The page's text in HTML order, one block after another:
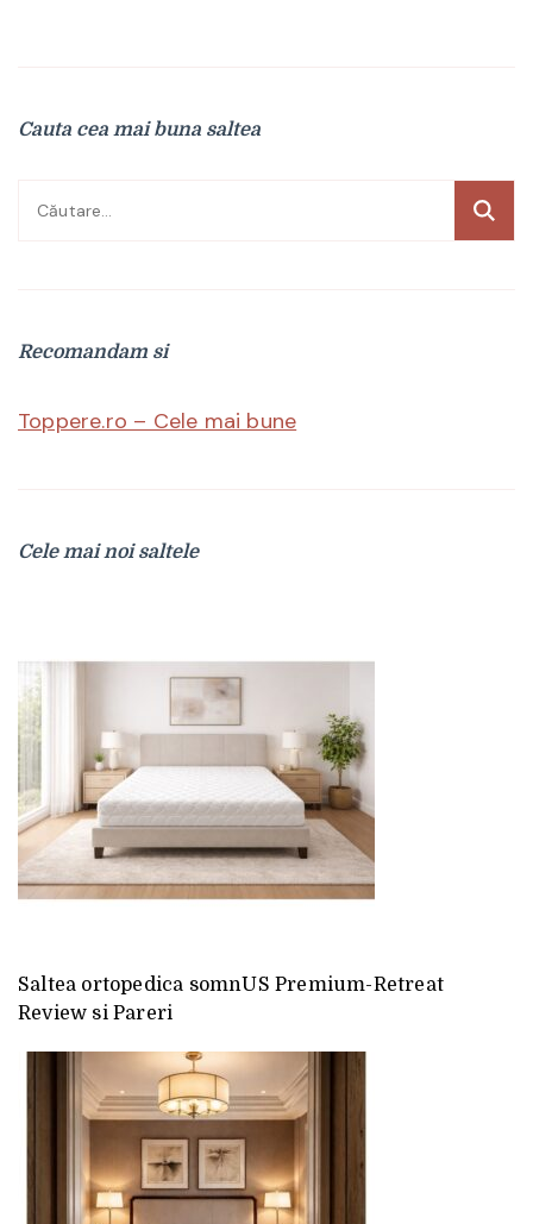
Cauta cea mai buna saltea
Caută
Recomandam si
Toppere.ro – Cele mai bune
Cele mai noi saltele
Saltea ortopedica somnUS Premium-Retreat
Review si Pareri